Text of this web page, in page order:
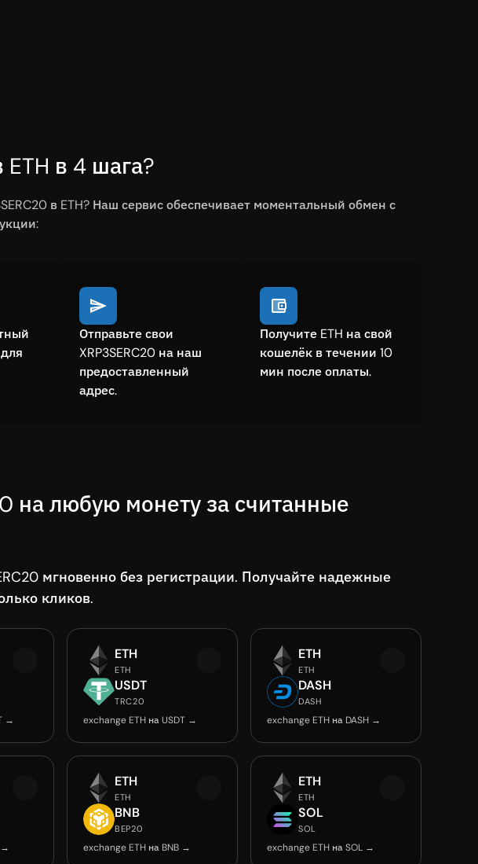
ETH в 4 шага?
в ETH? Наш сервис обеспечивает моментальный обмен с
Отправьте свои
XRP3SERC20 на наш
предоставленный
адрес.
Получите ETH на свой
кошелёк в течении 10
мин после оплаты.
на любую монету за считанные
мгновенно без регистрации. Получайте надежные
кликов.
→
ETH
ETH
USDT
TRC20
exchange ETH на USDT →
ETH
ETH
DASH
DASH
exchange ETH на DASH →
→
ETH
ETH
BNB
BEP20
exchange ETH на BNB →
ETH
ETH
SOL
SOL
exchange ETH на SOL →